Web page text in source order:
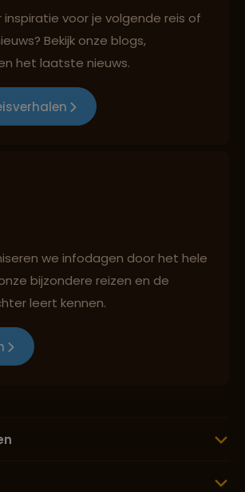
oog voor mens, cultuur en milieu
inspiratie voor je volgende reis of
Bekijk onze blogs,
het laatste nieuws.
we infodagen door het hele
bijzondere reizen en de
leert kennen.